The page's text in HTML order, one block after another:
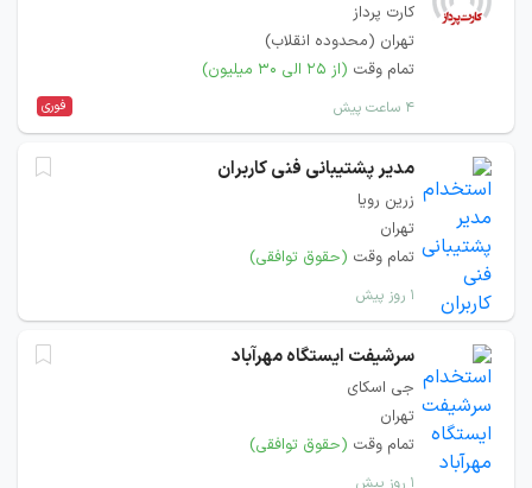
کارت پرداز
تهران (محدوده انقلاب)
تمام وقت (از ۲۵ الی ۳۰ میلیون)
۴ ساعت پیش فوری
مدیر پشتیبانی فنی کاربران
زرین رویا
تهران
تمام وقت (حقوق توافقی)
۱ روز پیش
سرشیفت ایستگاه مهرآباد
جی اسکای
تهران
تمام وقت (حقوق توافقی)
۱ روز پیش